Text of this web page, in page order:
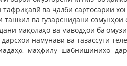
ва ҷалби сартосарии
ташкил ва гузаронидани
мақолаҳо ва маводҳои ба
намунавӣ ва тавассути
маҳфилу шабнишиниҳо